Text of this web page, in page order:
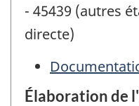
- 45439 (autres
directe)
Élaboration de